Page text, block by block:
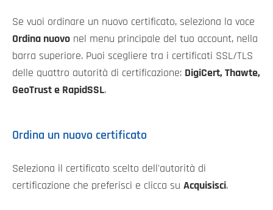
Se vuoi ordinare un nuovo certificato, seleziona la voce
Ordina nuovo nel menu principale del tuo account, nella
barra superiore. Puoi scegliere tra i certificati SSL/TLS
delle quattro autorità di certificazione: DigiCert, Thawte,
GeoTrust e RapidSSL.
Ordina un nuovo certificato
Seleziona il certificato scelto dell'autorità di
certificazione che preferisci e clicca su Acquisisci.